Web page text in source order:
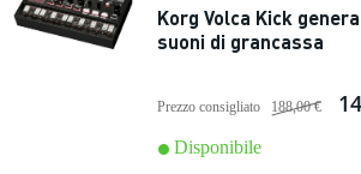
Korg Volca Kick
suoni di grancassa
Prezzo consigliato 188,00 €
Disponibile